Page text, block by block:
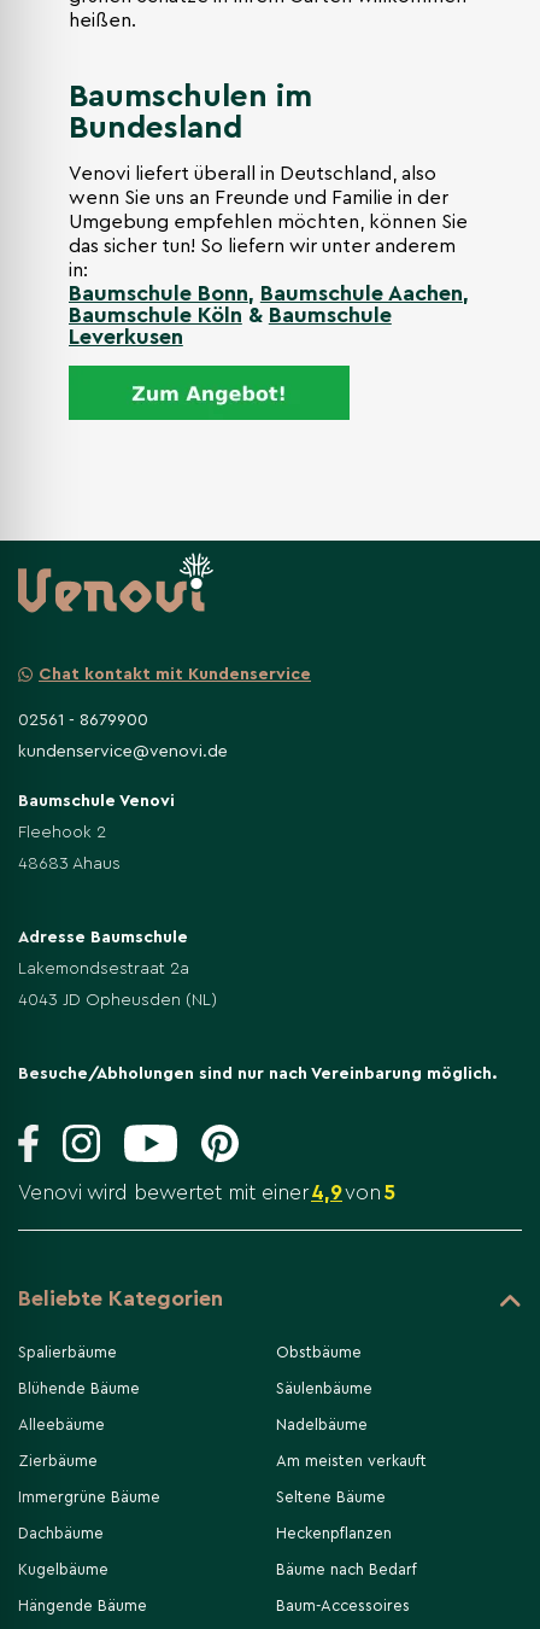
heißen.
Baumschulen im
Bundesland
Venovi liefert überall in Deutschland, also
wenn Sie uns an Freunde und Familie in der
Umgebung empfehlen möchten, können Sie
das sicher tun! So liefern wir unter anderem
in:
Baumschule Bonn, Baumschule Aachen,
Baumschule Köln & Baumschule
Leverkusen
Chat kontakt mit Kundenservice
02561 - 8679900
kundenservice@venovi.de
Baumschule Venovi
Fleehook 2
48683 Ahaus
Adresse Baumschule
Lakemondsestraat 2a
4043 JD Opheusden (NL)
Besuche/Abholungen sind nur nach Vereinbarung möglich.
Venovi wird bewertet mit einer4,9von 5
Beliebte Kategorien
Spalierbäume
Blühende Bäume
Alleebäume
Zierbäume
Immergrüne Bäume
Dachbäume
Kugelbäume
Hängende Bäume
Obstbäume
Säulenbäume
Nadelbäume
Am meisten verkauft
Seltene Bäume
Heckenpflanzen
Bäume nach Bedarf
Baum-Accessoires